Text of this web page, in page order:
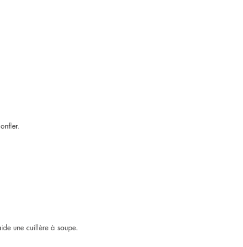
une cuillère à soupe.